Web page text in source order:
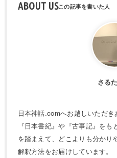
ABOUT US
さる
日本神話.comへお越しいただき
『日本書紀』や『古事記』を
を踏まえて、どこよりも分かり
解釈方法をお届けしています。